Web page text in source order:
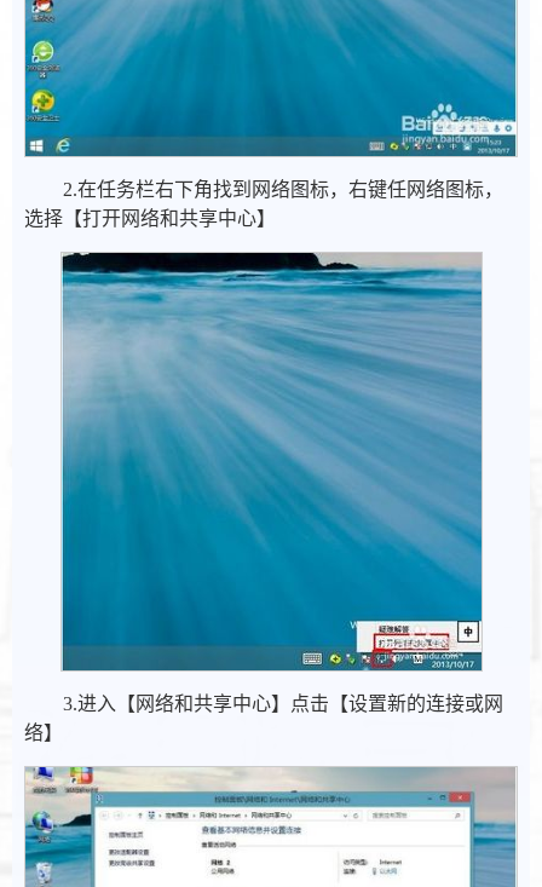
2.在任务栏右下角找到网络图标，右键任网络图标，
选择【打开网络和共享中心】
3.进入【网络和共享中心】点击【设置新的连接或网
络】